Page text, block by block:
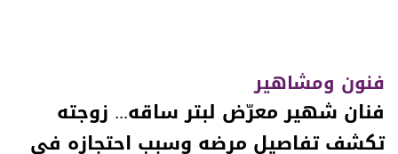
فنون ومشاهير
فنان شهير معرّض لبتر ساقه... زوجته
تكشف تفاصيل مرضه وسبب احتجازه في